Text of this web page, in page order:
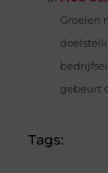
Groeien
gebeurt
Tags: